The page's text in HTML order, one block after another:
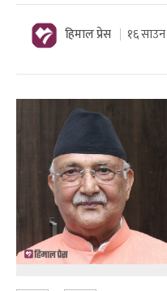
हिमाल प्रेस १६